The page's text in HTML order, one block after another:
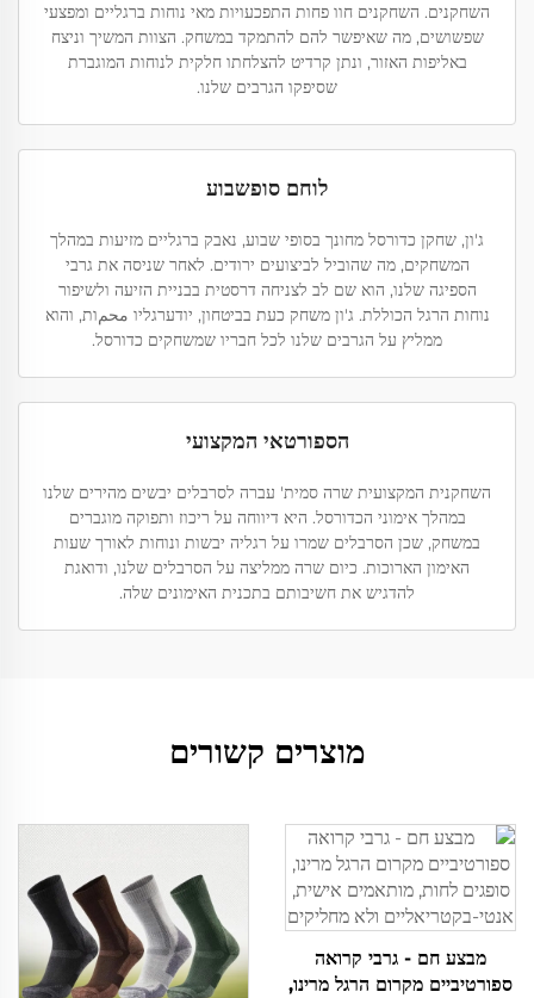
השחקנים. השחקנים חוו פחות התפכעויות מאי נוחות ברגליים ומפצעי
שפשושים, מה שאיפשר להם להתמקד במשחק. הצוות המשיך וניצח
באליפות האזור, ונתן קרדיט להצלחתו חלקית לנוחות המוגברת
שסיפקו הגרבים שלנו.
לוחם סופשבוע
ג'ון, שחקן כדורסל מחונך בסופי שבוע, נאבק ברגליים מזיעות במהלך
המשחקים, מה שהוביל לביצועים ירודים. לאחר שניסה את גרבי
הספיגה שלנו, הוא שם לב לצניחה דרסטית בבניית הזיעה ולשיפור
נוחות הרגל הכוללת. ג'ון משחק כעת בביטחון, יודערגליו محمות, והוא
ממליץ על הגרבים שלנו לכל חבריו שמשחקים כדורסל.
הספורטאי המקצועי
השחקנית המקצועית שרה סמית' עברה לסרבלים יבשים מהירים שלנו
במהלך אימוני הכדורסל. היא דיווחה על ריכוז ותפוקה מוגברים
במשחק, שכן הסרבלים שמרו על רגליה יבשות ונוחות לאורך שעות
האימון הארוכות. כיום שרה ממליצה על הסרבלים שלנו, ודואגת
להדגיש את חשיבותם בתכנית האימונים שלה.
מוצרים קשורים
מבצע חם - גרבי קרואה
ספורטיביים מקרום הרגל מרינו,